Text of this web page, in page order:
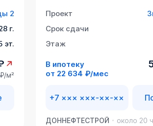
2
г.
эт.
м²
Проект
Срок сдачи
Этаж
В ипотеку
от 22 634 ₽/мес
+7 ××× ×××-××-××
ДОННЕФТЕСТРОЙ около 20